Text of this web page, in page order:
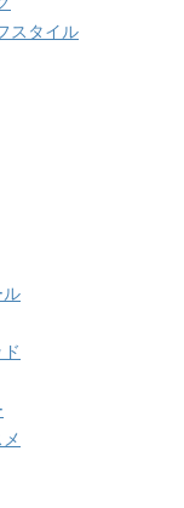
スタイル
ル